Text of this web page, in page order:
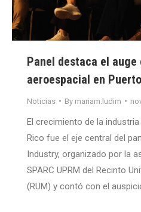
Panel destaca el
aeroespacial en
Noticias By mariam.ludim
El crecimiento de la
Rico fue el eje central del
Industry, organizado por la
SPARC UPRM del Recinto
(RUM) y contó con el